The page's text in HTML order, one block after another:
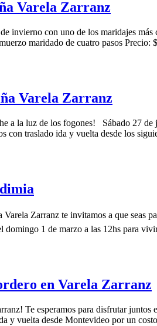
Varela Zarranz
invierno con uno de los maridajes
maridado de cuatro pasos
Varela Zarranz
a la luz de los fogones! Sábado
con traslado ida y vuelta desde los
Zarranz te invitamos a que seas
domingo 1 de marzo a las 12hs para
en Varela Zarranz
Te esperamos para disfrutar
y vuelta desde Montevideo por un